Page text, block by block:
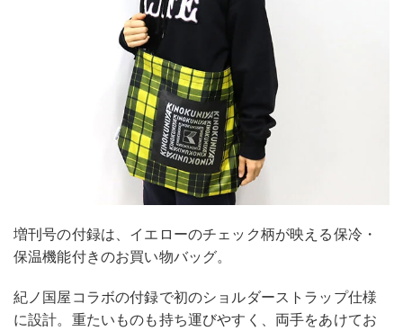
増刊号の付録は、イエローのチェック柄が映える保冷・
保温機能付きのお買い物バッグ。
紀ノ国屋コラボの付録で初のショルダーストラップ仕様
に設計。重たいものも持ち運びやすく、両手をあけてお